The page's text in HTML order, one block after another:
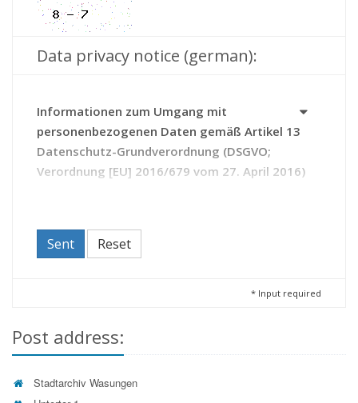
Data privacy notice (german):
Informationen zum Umgang mit
personenbezogenen Daten gemäß Artikel 13
Datenschutz-Grundverordnung (DSGVO;
Verordnung [EU] 2016/679 vom 27. April 2016)
von Archivgut (Thüringer Archivgesetz - ThürArchivG).
Durch die Kontaktaufnahme mit dem Archiv erteilen Sie
jederzeit zu widerrufen (Artikel 21 DSGVO);
deren Unrichtigkeit eine Berichtigung oder bei
unzulässiger Speicherung die Löschung der Daten
Sent Reset
* Input required
Post address:
Stadtarchiv Wasungen